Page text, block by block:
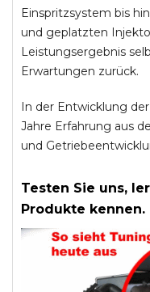
Einspritzsystem bis
und geplatzten
Leistungsergebnis
Erwartungen zurück.
In der Entwicklung der
Jahre Erfahrung aus
und
Testen Sie uns,
Produkte kennen.